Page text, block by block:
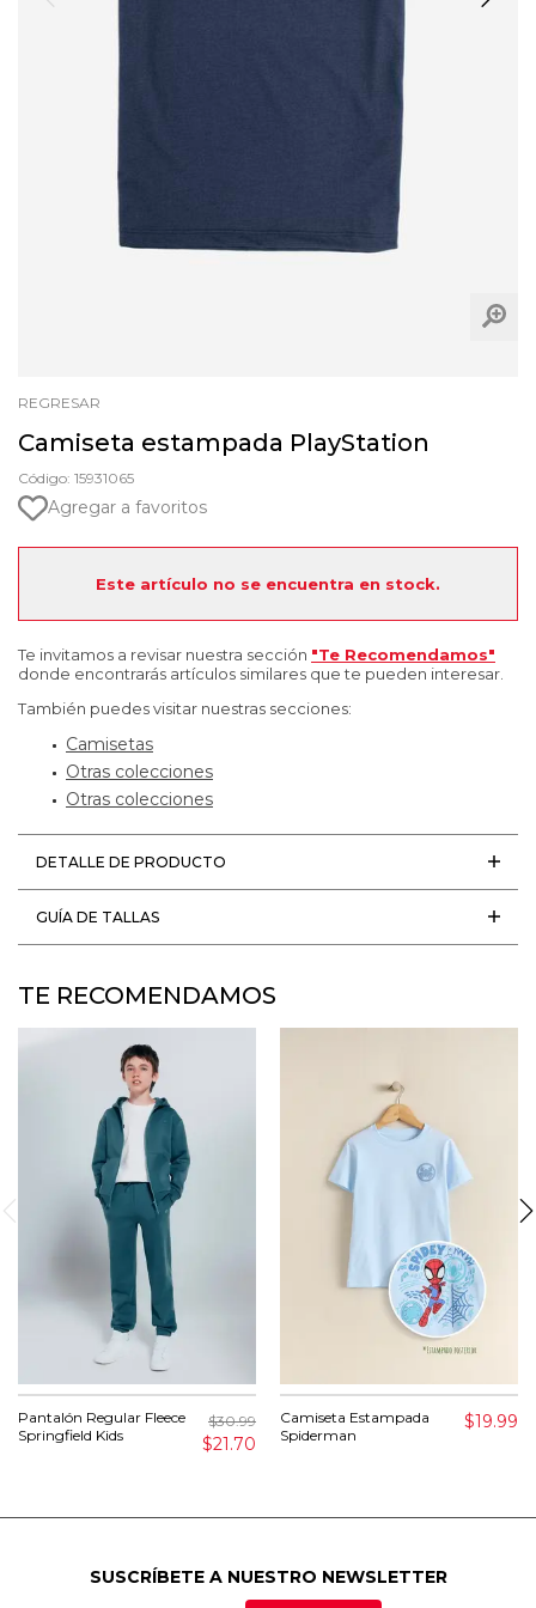
REGRESAR
Camiseta estampada PlayStation
Código: 15931065
Agregar a favoritos
Este artículo no se encuentra en stock.
Te invitamos a revisar nuestra sección "Te Recomendamos"
donde encontrarás artículos similares que te pueden interesar.
También puedes visitar nuestras secciones:
Camisetas
Otras colecciones
Otras colecciones
DETALLE DE PRODUCTO
GUÍA DE TALLAS
TE RECOMENDAMOS
Pantalón Regular Fleece
Springfield Kids
$30.99
$21.70
Camiseta Estampada
Spiderman
$19.99
SUSCRÍBETE A NUESTRO NEWSLETTER